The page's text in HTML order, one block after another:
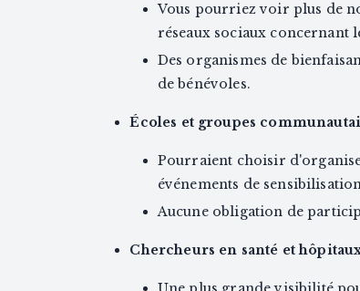
Vous pourriez voir plus de
réseaux sociaux concernant
Des organismes de
de bénévoles.
Écoles et groupes
Pourraient choisir
événements de
Aucune obligation de
Chercheurs en santé et